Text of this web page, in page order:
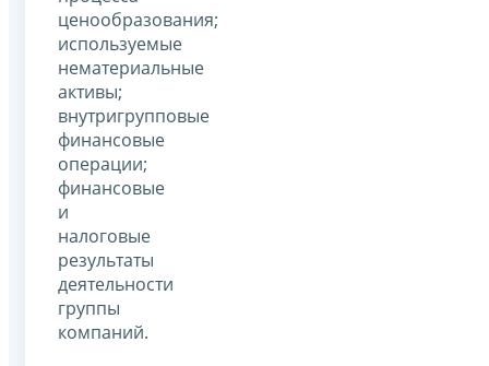
ценообразования;
используемые
нематериальные
активы;
внутригрупповые
финансовые
операции;
финансовые
и
налоговые
результаты
деятельности
группы
компаний.